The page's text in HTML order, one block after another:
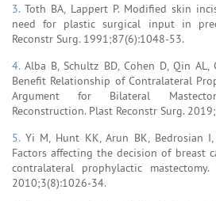
3.Toth BA, Lappert P. Modified skin
need for plastic surgical input in
Reconstr Surg. 1991;87(6):1048-53.
4.Alba B, Schultz BD, Cohen D, Qin AL,
Benefit Relationship of Contralateral
Argument for Bilateral
Reconstruction. Plast Reconstr Surg.
5. Yi M, Hunt KK, Arun BK, Bedrosian
Factors affecting the decision of breast
contralateral prophylactic
2010;3(8):1026-34.